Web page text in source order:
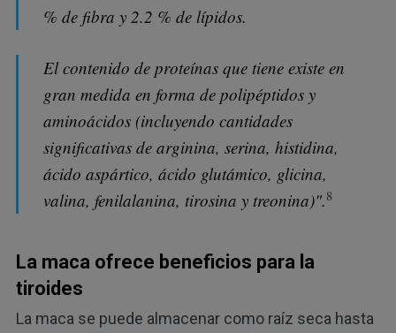
% de fibra y 2.2 % de lípidos.
El contenido de proteínas que tiene existe en
gran medida en forma de polipéptidos y
aminoácidos (incluyendo cantidades
significativas de arginina, serina, histidina,
ácido aspártico, ácido glutámico, glicina,
valina, fenilalanina, tirosina y treonina)".8
La maca ofrece beneficios para la
tiroides
La maca se puede almacenar como raíz seca hasta